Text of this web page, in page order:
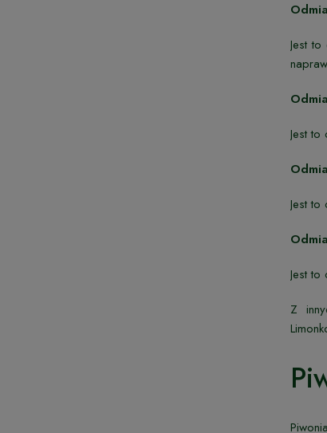
Jest
Jest to
Jest
Jest
Z